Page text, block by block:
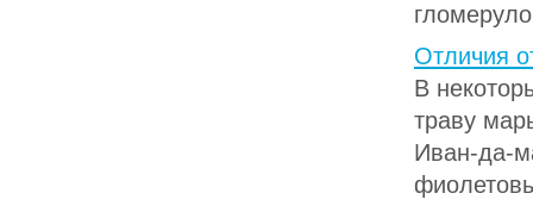
Отличия
В
траву
Иван-да-